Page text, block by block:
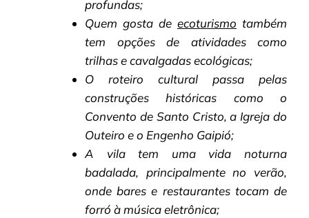
profundas;
Quem gosta de ecoturismo também
tem opções de atividades como
trilhas e cavalgadas ecológicas;
O roteiro cultural passa pelas
construções históricas como o
Convento de Santo Cristo, a Igreja do
Outeiro e o Engenho Gaipió;
A vila tem uma vida noturna
badalada, principalmente no verão,
onde bares e restaurantes tocam de
forró à música eletrônica;